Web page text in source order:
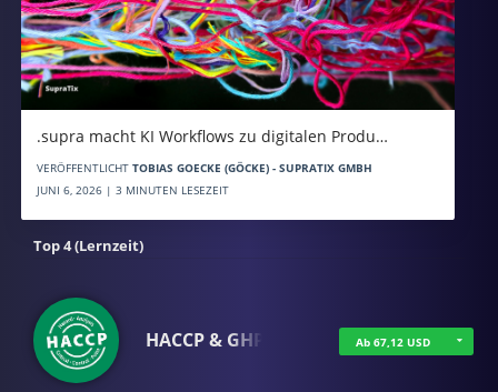
.supra macht KI Workflows zu digitalen Produ…
VERÖFFENTLICHT TOBIAS GOECKE (GÖCKE) - SUPRATIX GMBH
JUNI 6, 2026 | 3 MINUTEN LESEZEIT
Top 4 (Lernzeit)
HACCP & GHP Ab 67,12 USD